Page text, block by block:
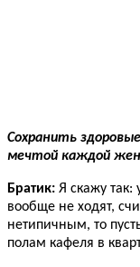
Сохранить
мечтой каждой
Братик: Я скажу так:
вообще не ходят,
нетипичным, то
полам кафеля в